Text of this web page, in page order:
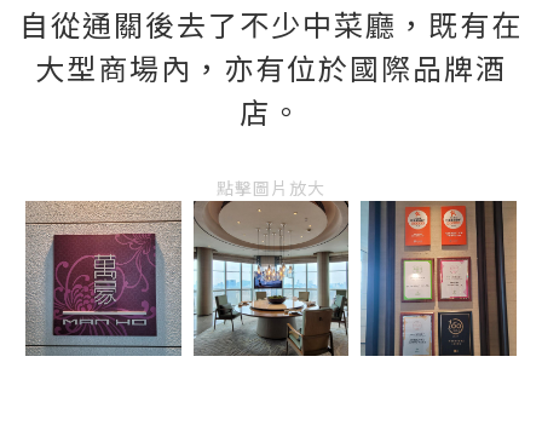
自從通關後去了不少中菜廳，既有在
大型商場內，亦有位於國際品牌酒
店。
點擊圖片放大